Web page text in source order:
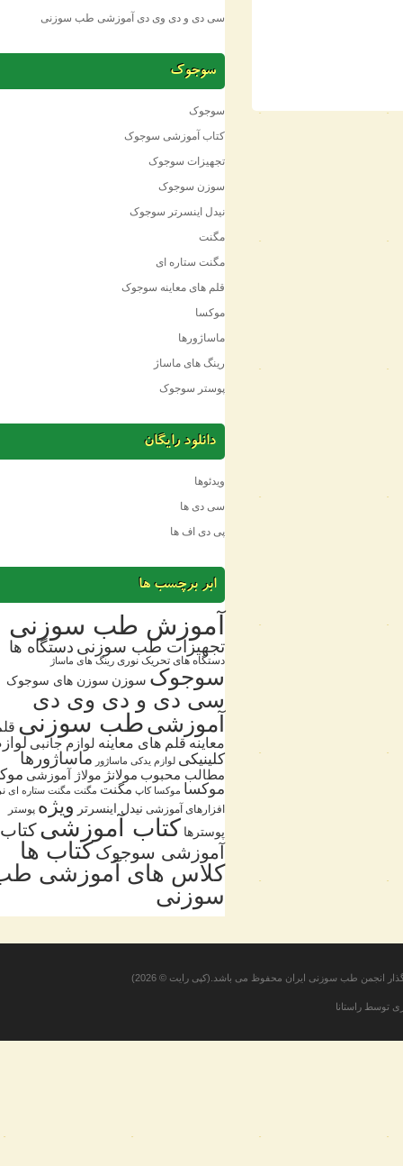
سی دی و دی وی دی آموزشی طب سوزنی
سوجوک
سوجوک
کتاب آموزشی سوجوک
تجهیزات سوجوک
سوزن سوجوک
نیدل اینسرتر سوجوک
مگنت
مگنت ستاره ای
قلم های معاینه سوجوک
موکسا
ماساژورها
رینگ های ماساژ
پوستر سوجوک
دانلود رایگان
ویدئوها
سی دی ها
پی دی اف ها
ابر برچسب ها
آموزش طب سوزنی
تجهیزات طب سوزنی دستگاه ها
دستگاه های تحریک نوری رینگ های ماساژ
سوجوکسوزن سوزن های سوجوک
سی دی و دی وی دی
آموزشیطب سوزنیقلم
معاینهقلم های معاینهلوازم جانبیلوازم
کلینیکی لوازم یدکی ماساژور ماساژورها
مطالب محبوبمولانژ مولاژ آموزشی موکسا
موکسا موکسا کاپ مگنت مگنت مگنت ستاره ای نرم
افزارهای آموزشی نیدل اینسرتر ویژه پوستر
پوسترها کتاب آموزشیکتاب
آموزشی سوجوککتاب ها
کلاس های آموزشی طب
سوزنی
انجمن طب سوزنی ایرانمحفوظ می باشد.(کپی رایت © 2026)
راستانا